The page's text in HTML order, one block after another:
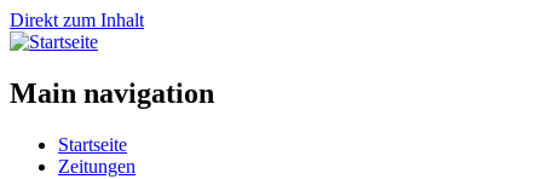
Direkt zum Inhalt
Main navigation
Startseite
Zeitungen